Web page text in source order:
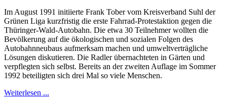
Im August 1991 initiierte Frank Tober vom Kreisverband Suhl der
Grünen Liga kurzfristig die erste Fahrrad-Protestaktion gegen die
Thüringer-Wald-Autobahn. Die etwa 30 Teilnehmer wollten die
Bevölkerung auf die ökologischen und sozialen Folgen des
Autobahnneubaus aufmerksam machen und umweltverträgliche
Lösungen diskutieren. Die Radler übernachteten in Gärten und
verpflegten sich selbst. Bereits an der zweiten Auflage im Sommer
1992 beteiligten sich drei Mal so viele Menschen.
Weiterlesen ...